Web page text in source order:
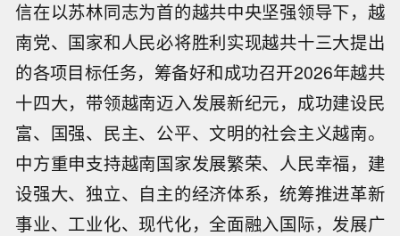
信在以苏林同志为首的越共中央坚强领导下，越
南党、国家和人民必将胜利实现越共十三大提出
的各项目标任务，筹备好和成功召开2026年越共
十四大，带领越南迈入发展新纪元，成功建设民
富、国强、民主、公平、文明的社会主义越南。
中方重申支持越南国家发展繁荣、人民幸福，建
设强大、独立、自主的经济体系，统筹推进革新
事业、工业化、现代化，全面融入国际，发展广